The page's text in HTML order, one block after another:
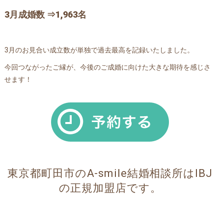
3月成婚数 ⇒1,963名
3月のお見合い成立数が単独で過去最高を記録いたしました。
今回つながったご縁が、今後のご成婚に向けた大きな期待を感じさ
せます！
東京都町田市のA-smile結婚相談所はIBJ
の正規加盟店です。